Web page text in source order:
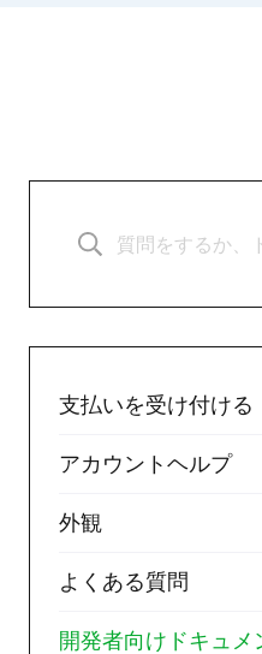
支払いを受け付ける
アカウントヘルプ
外観
よくある質問
開発者向けドキュメ